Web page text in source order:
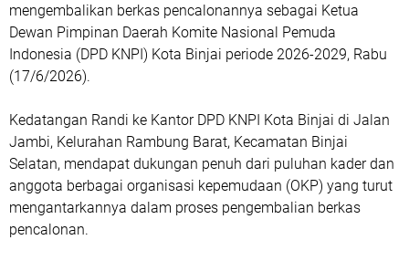
mengembalikan berkas pencalonannya sebagai Ketua
Dewan Pimpinan Daerah Komite Nasional Pemuda
Indonesia (DPD KNPI) Kota Binjai periode 2026-2029, Rabu
(17/6/2026).
Kedatangan Randi ke Kantor DPD KNPI Kota Binjai di Jalan
Jambi, Kelurahan Rambung Barat, Kecamatan Binjai
Selatan, mendapat dukungan penuh dari puluhan kader dan
anggota berbagai organisasi kepemudaan (OKP) yang turut
mengantarkannya dalam proses pengembalian berkas
pencalonan.